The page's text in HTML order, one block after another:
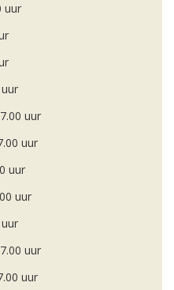
uur
uur
uur
uur
uur
uur
uur